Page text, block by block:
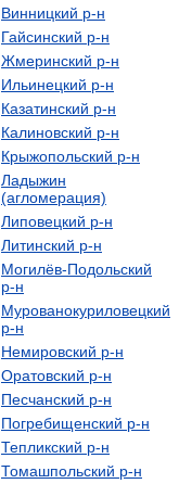
Винницкий р-н
Гайсинский р-н
Жмеринский р-н
Ильинецкий р-н
Казатинский р-н
Калиновский р-н
Крыжопольский р-н
Ладыжин
(агломерация)
Липовецкий р-н
Литинский р-н
Могилёв-Подольский
р-н
Мурованокуриловецкий
р-н
Немировский р-н
Оратовский р-н
Песчанский р-н
Погребищенский р-н
Тепликский р-н
Томашпольский р-н